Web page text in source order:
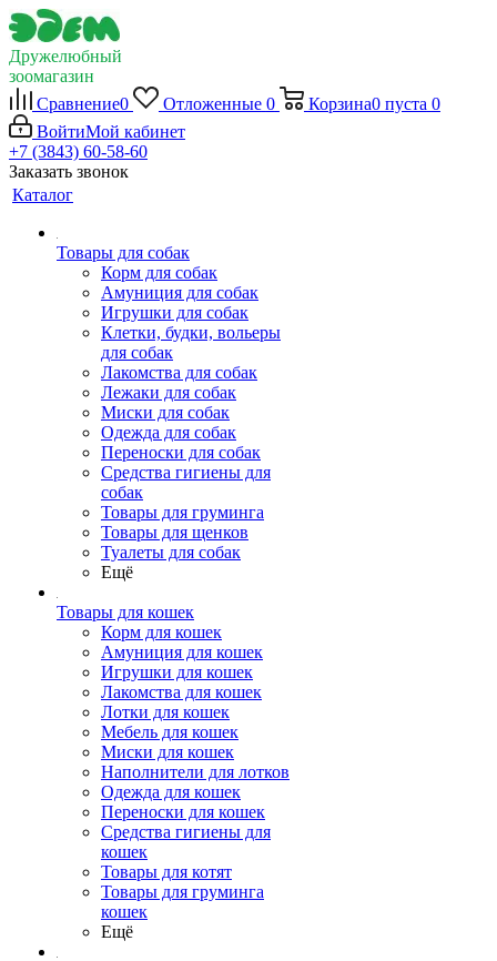
Дружелюбный
зоомагазин
Сравнение0 Отложенные 0 Корзина0 пуста 0
ВойтиМой кабинет
+7 (3843) 60-58-60
Заказать звонок
Каталог
Товары для собак
Корм для собак
Амуниция для собак
Игрушки для собак
Клетки, будки, вольеры
для собак
Лакомства для собак
Лежаки для собак
Миски для собак
Одежда для собак
Переноски для собак
Средства гигиены для
собак
Товары для груминга
Товары для щенков
Туалеты для собак
Ещё
Товары для кошек
Корм для кошек
Амуниция для кошек
Игрушки для кошек
Лакомства для кошек
Лотки для кошек
Мебель для кошек
Миски для кошек
Наполнители для лотков
Одежда для кошек
Переноски для кошек
Средства гигиены для
кошек
Товары для котят
Товары для груминга
кошек
Ещё